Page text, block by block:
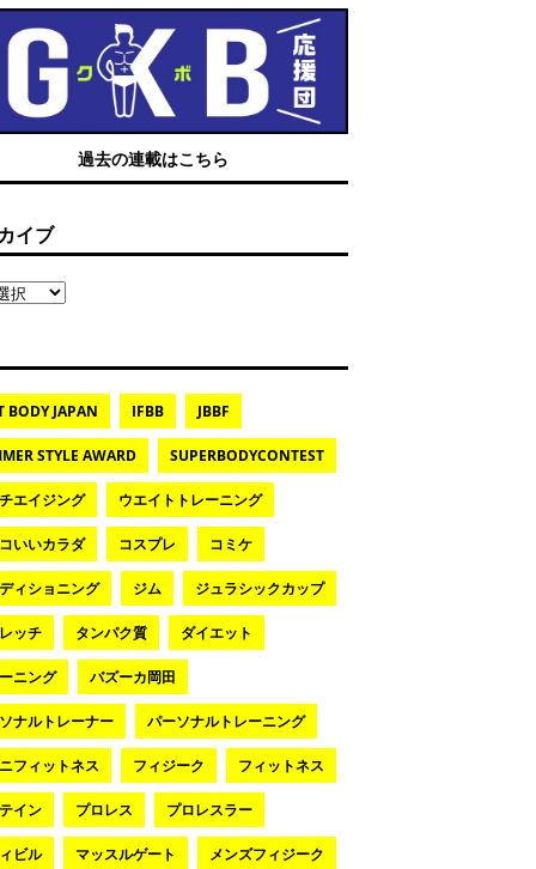
過去の連載はこちら
イブ
BODY JAPAN IFBB JBBF
STYLE AWARD SUPERBODYCONTEST
エイジング ウエイトトレーニング
いいカラダ コスプレ コミケ
ィショニング ジム ジュラシックカップ
ッチ タンパク質 ダイエット
ニング バズーカ岡田
ナルトレーナー パーソナルトレーニング
フィットネス フィジーク フィットネス
イン プロレス プロレスラー
ビル マッスルゲート メンズフィジーク